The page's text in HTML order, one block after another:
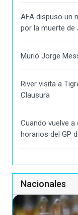
AFA dispuso un
por la muerte de
Murió Jorge
River visita a
Clausura
Cuando vuelve
horarios del GP
Nacionales